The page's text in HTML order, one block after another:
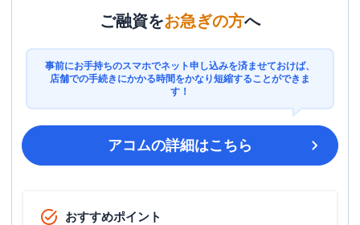
ご融資をお急ぎの方へ
事前にお手持ちのスマホでネット申し込みを済ませておけば、
店舗での手続きにかかる時間をかなり短縮することができま
す！
アコムの詳細はこちら
おすすめポイント